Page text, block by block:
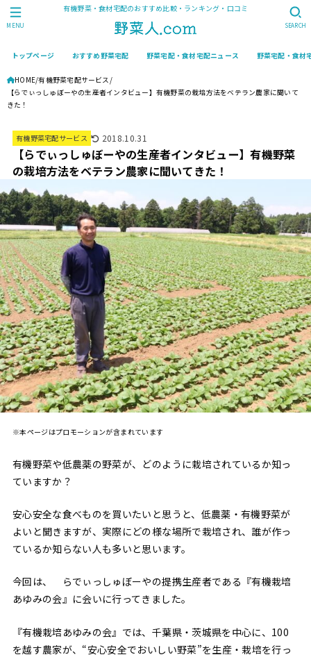
有機野菜・食材宅配のおすすめ比較・ランキング・口コミ
トップページ おすすめ野菜宅配 野菜宅配・食材宅配ニュース 野菜宅配・食材
SEARCH
MENU
HOME 有機野菜宅配サービス
【らでぃっしゅぼーやの生産者インタビュー】有機野菜の栽培方法をベテラン農家に聞いて
きた！
有機野菜宅配サービス 2018.10.31
【らでぃっしゅぼーやの生産者インタビュー】有機野菜
の栽培方法をベテラン農家に聞いてきた！
※本ページはプロモーションが含まれています
有機野菜や低農薬の野菜が、どのように栽培されているか知っ
ていますか？
安心安全な食べものを買いたいと思うと、低農薬・有機野菜が
よいと聞きますが、実際にどの様な場所で栽培され、誰が作っ
ているか知らない人も多いと思います。
今回は、 らでぃっしゅぼーやの提携生産者である『有機栽培
あゆみの会』に会いに行ってきました。
『有機栽培あゆみの会』では、千葉県・茨城県を中心に、100
を越す農家が、“安心安全でおいしい野菜”を生産・栽培を行っ